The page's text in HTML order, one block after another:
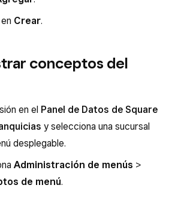
Crear.
conceptos del
en el Panel de Datos de Square
y selecciona una sucursal
desplegable.
Administración de menús >
de menú.